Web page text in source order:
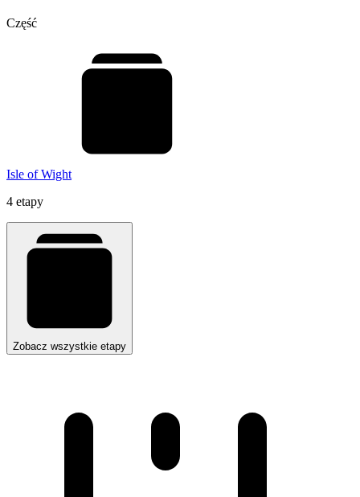
Część
Isle of Wight
4 etapy
Zobacz wszystkie etapy